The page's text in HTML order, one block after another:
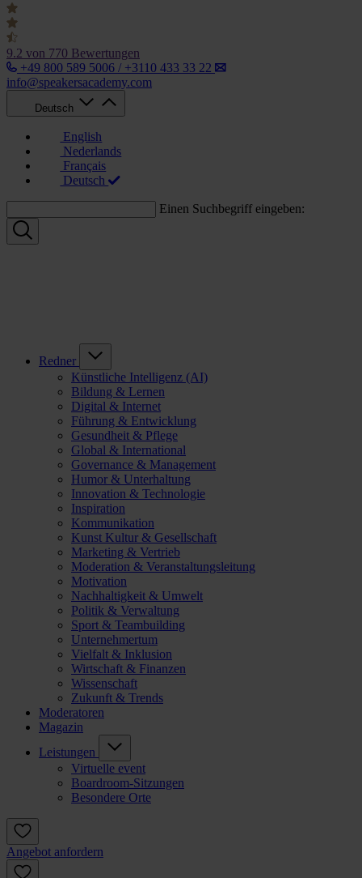
9.2 von 770 Bewertungen
+49 800 589 5006 / +3110 433 33 22
info@speakersacademy.com
Deutsch
English
Nederlands
Français
Deutsch
Einen Suchbegriff eingeben:
Redner
Künstliche Intelligenz (AI)
Bildung & Lernen
Digital & Internet
Führung & Entwicklung
Gesundheit & Pflege
Global & International
Governance & Management
Humor & Unterhaltung
Innovation & Technologie
Inspiration
Kommunikation
Kunst Kultur & Gesellschaft
Marketing & Vertrieb
Moderation & Veranstaltungsleitung
Motivation
Nachhaltigkeit & Umwelt
Politik & Verwaltung
Sport & Teambuilding
Unternehmertum
Vielfalt & Inklusion
Wirtschaft & Finanzen
Wissenschaft
Zukunft & Trends
Moderatoren
Magazin
Leistungen
Virtuelle event
Boardroom-Sitzungen
Besondere Orte
Angebot anfordern